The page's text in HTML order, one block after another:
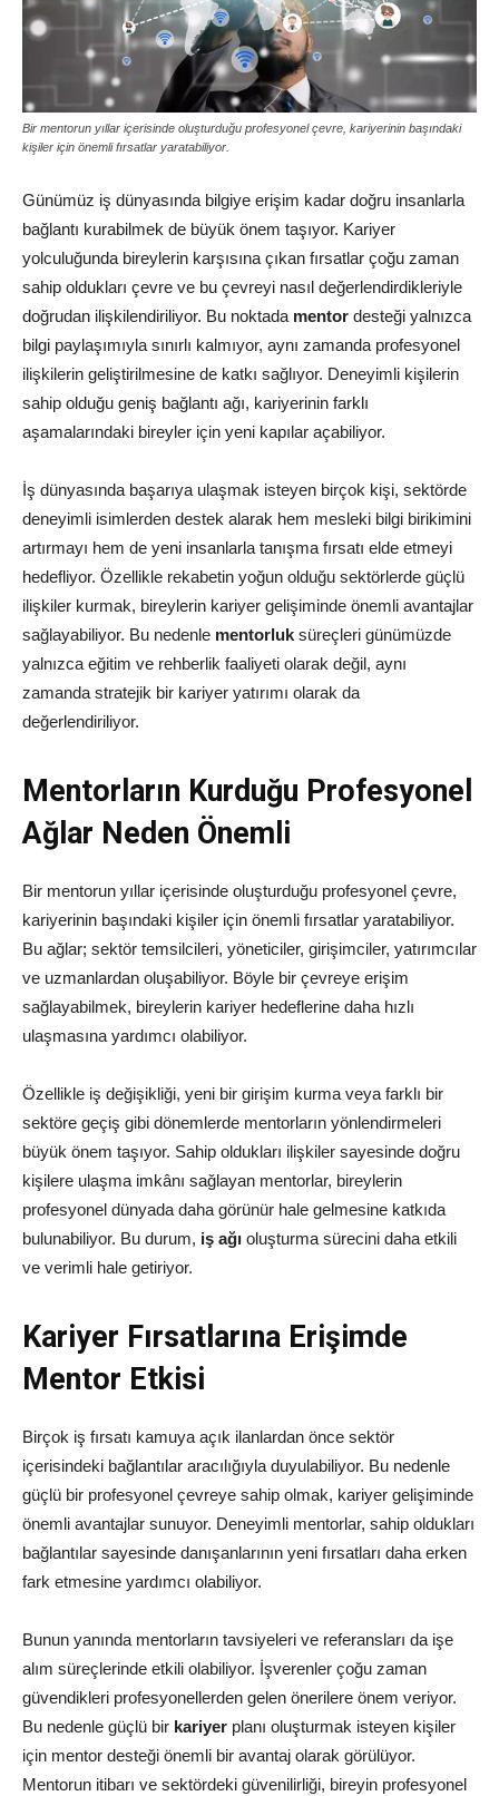
Bir mentorun yıllar içerisinde oluşturduğu profesyonel çevre, kariyerinin başındaki
kişiler için önemli fırsatlar yaratabiliyor.
Günümüz iş dünyasında bilgiye erişim kadar doğru insanlarla
bağlantı kurabilmek de büyük önem taşıyor. Kariyer
yolculuğunda bireylerin karşısına çıkan fırsatlar çoğu zaman
sahip oldukları çevre ve bu çevreyi nasıl değerlendirdikleriyle
doğrudan ilişkilendiriliyor. Bu noktada mentor desteği yalnızca
bilgi paylaşımıyla sınırlı kalmıyor, aynı zamanda profesyonel
ilişkilerin geliştirilmesine de katkı sağlıyor. Deneyimli kişilerin
sahip olduğu geniş bağlantı ağı, kariyerinin farklı
aşamalarındaki bireyler için yeni kapılar açabiliyor.
İş dünyasında başarıya ulaşmak isteyen birçok kişi, sektörde
deneyimli isimlerden destek alarak hem mesleki bilgi birikimini
artırmayı hem de yeni insanlarla tanışma fırsatı elde etmeyi
hedefliyor. Özellikle rekabetin yoğun olduğu sektörlerde güçlü
ilişkiler kurmak, bireylerin kariyer gelişiminde önemli avantajlar
sağlayabiliyor. Bu nedenle mentorluk süreçleri günümüzde
yalnızca eğitim ve rehberlik faaliyeti olarak değil, aynı
zamanda stratejik bir kariyer yatırımı olarak da
değerlendiriliyor.
Mentorların Kurduğu Profesyonel
Ağlar Neden Önemli
Bir mentorun yıllar içerisinde oluşturduğu profesyonel çevre,
kariyerinin başındaki kişiler için önemli fırsatlar yaratabiliyor.
Bu ağlar; sektör temsilcileri, yöneticiler, girişimciler, yatırımcılar
ve uzmanlardan oluşabiliyor. Böyle bir çevreye erişim
sağlayabilmek, bireylerin kariyer hedeflerine daha hızlı
ulaşmasına yardımcı olabiliyor.
Özellikle iş değişikliği, yeni bir girişim kurma veya farklı bir
sektöre geçiş gibi dönemlerde mentorların yönlendirmeleri
büyük önem taşıyor. Sahip oldukları ilişkiler sayesinde doğru
kişilere ulaşma imkânı sağlayan mentorlar, bireylerin
profesyonel dünyada daha görünür hale gelmesine katkıda
bulunabiliyor. Bu durum, iş ağı oluşturma sürecini daha etkili
ve verimli hale getiriyor.
Kariyer Fırsatlarına Erişimde
Mentor Etkisi
Birçok iş fırsatı kamuya açık ilanlardan önce sektör
içerisindeki bağlantılar aracılığıyla duyulabiliyor. Bu nedenle
güçlü bir profesyonel çevreye sahip olmak, kariyer gelişiminde
önemli avantajlar sunuyor. Deneyimli mentorlar, sahip oldukları
bağlantılar sayesinde danışanlarının yeni fırsatları daha erken
fark etmesine yardımcı olabiliyor.
Bunun yanında mentorların tavsiyeleri ve referansları da işe
alım süreçlerinde etkili olabiliyor. İşverenler çoğu zaman
güvendikleri profesyonellerden gelen önerilere önem veriyor.
Bu nedenle güçlü bir kariyer planı oluşturmak isteyen kişiler
için mentor desteği önemli bir avantaj olarak görülüyor.
Mentorun itibarı ve sektördeki güvenilirliği, bireyin profesyonel